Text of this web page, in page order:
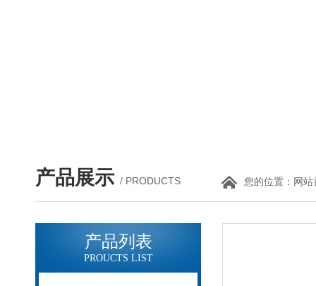
产品展示 / PRODUCTS 您的位置： 网站
产品列表
PROUCTS LIST